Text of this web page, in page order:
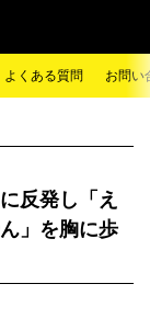
よくある質問 お問い
反発し「え
」を胸に歩